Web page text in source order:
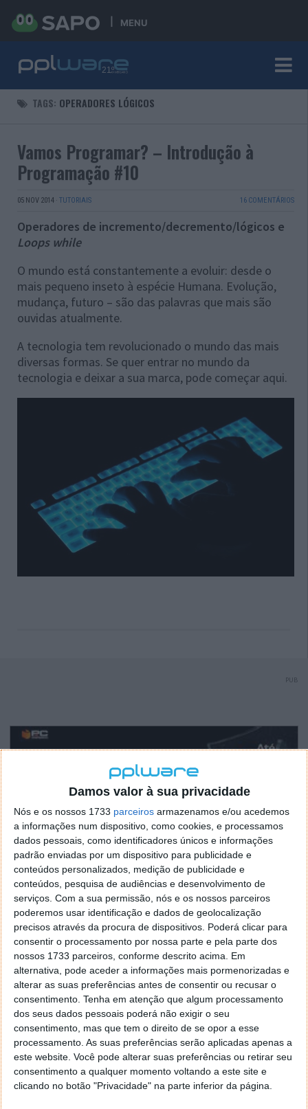
Damos valor à sua privacidade
Nós e os nossos 1733 parceiros armazenamos e/ou acedemos
a informações num dispositivo, como cookies, e processamos
dados pessoais, como identificadores únicos e informações
padrão enviadas por um dispositivo para publicidade e
conteúdos personalizados, medição de publicidade e
conteúdos, pesquisa de audiências e desenvolvimento de
serviços. Com a sua permissão, nós e os nossos parceiros
poderemos usar identificação e dados de geolocalização
precisos através da procura de dispositivos. Poderá clicar para
consentir o processamento por nossa parte e pela parte dos
nossos 1733 parceiros, conforme descrito acima. Em
alternativa, pode aceder a informações mais pormenorizadas e
alterar as suas preferências antes de consentir ou recusar o
consentimento. Tenha em atenção que algum processamento
dos seus dados pessoais poderá não exigir o seu
consentimento, mas que tem o direito de se opor a esse
processamento. As suas preferências serão aplicadas apenas a
este website. Você pode alterar suas preferências ou retirar seu
consentimento a qualquer momento voltando a este site e
clicando no botão "Privacidade" na parte inferior da página.
MENU
TAGS: OPERADORES LÓGICOS
Vamos Programar? – Introdução à
Programação #10
05 NOV 2014 · TUTORIAIS 16 COMENTÁRIOS
Operadores de incremento/decremento/lógicos e
Loops while
O mundo está constantemente a evoluir: desde o
mais pequeno inseto à espécie Humana. Evolução,
mudança, futuro – são das palavras que mais são
ouvidas atualmente.
A tecnologia tem revolucionado o mundo das mais
diversas formas. Se quer entrar no mundo da
tecnologia e deixar a sua marca, pode começar aqui.
PUB